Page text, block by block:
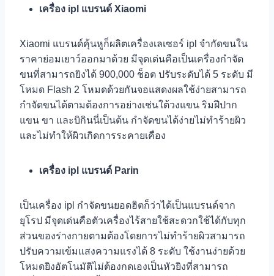
เครื่อง ipl แบรนด์ Xiaomi
Xiaomi แบรนด์คุ้นหูก็ผลิตเครื่องเลเซอร์ ipl จำกัดขนใน
ราคาย่อมเยาว์ออกมาด้วย มีจุดเด่นคือเป็นเครื่องกำจัด
ขนที่สามารถยิงได้ 900,000 ช็อต ปรับระดับได้ 5 ระดับ มี
โหมด Flash 2 โหมดด้วยกันจอแสดงผลใช้ง่ายสามารถ
กำจัดขนได้ตามต้องการอย่างเช่นใต้วงแขน ริมฝีปาก
แขน ขา และบิกินนี่เป็นต้น กำจัดขนได้ง่ายไม่ทำร้ายผิว
และไม่ทำให้ผิวเกิดการระคายเคือง
เครื่อง ipl แบรนด์ Parin
เป็นเครื่อง ipl กำจัดขนยอดฮิตก็ว่าได้เป็นแบรนด์จาก
ยุโรป มีจุดเด่นคือตัวเครื่องไร้สายใช้สะดวกใช้ได้กับทุก
ส่วนของร่างกายตามต้องโดยการไม่ทำร้ายผิวสามารถ
ปรับความเข้มแสงความแรงได้ 8 ระดับ ใช้งานง่ายด้วย
โหมดยิงอัตโนมัติไม่ต้องกดเองเป็นหัวยิงที่สามารถ